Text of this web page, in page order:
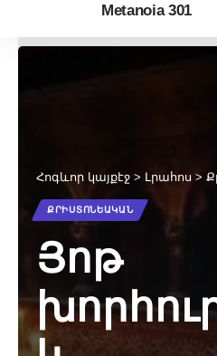
Metanoia 301
Հոգևոր կայքէջ > Լրահոս >
ՔՐԻՍՏՈՆԵԱԿԱՆ
Յոթ